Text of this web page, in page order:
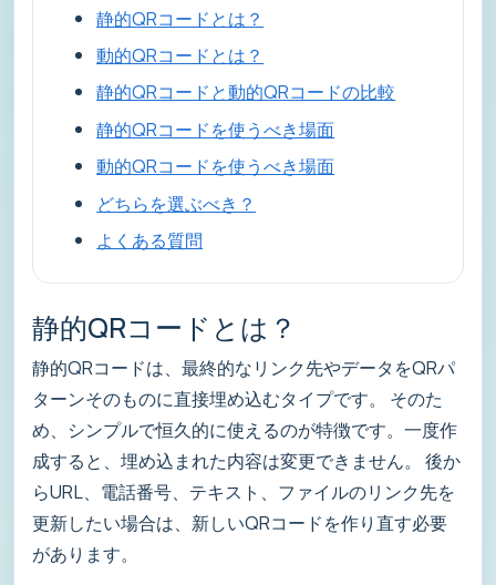
静的QRコードとは？
動的QRコードとは？
静的QRコードと動的QRコードの比較
静的QRコードを使うべき場面
動的QRコードを使うべき場面
どちらを選ぶべき？
よくある質問
静的QRコードとは？
静的QRコードは、最終的なリンク先やデータをQRパ
ターンそのものに直接埋め込むタイプです。 そのた
め、シンプルで恒久的に使えるのが特徴です。一度作
成すると、埋め込まれた内容は変更できません。 後か
らURL、電話番号、テキスト、ファイルのリンク先を
更新したい場合は、新しいQRコードを作り直す必要
があります。